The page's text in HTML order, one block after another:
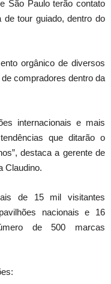
São Paulo terão contato
tour guiado, dentro do
orgânico de diversos
compradores dentro da
internacionais e mais
que ditarão o
destaca a gerente de
Claudino.
de 15 mil visitantes
nacionais e 16
de 500 marcas